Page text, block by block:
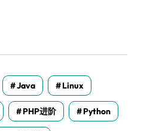
Java Linux
PHP进阶 Python